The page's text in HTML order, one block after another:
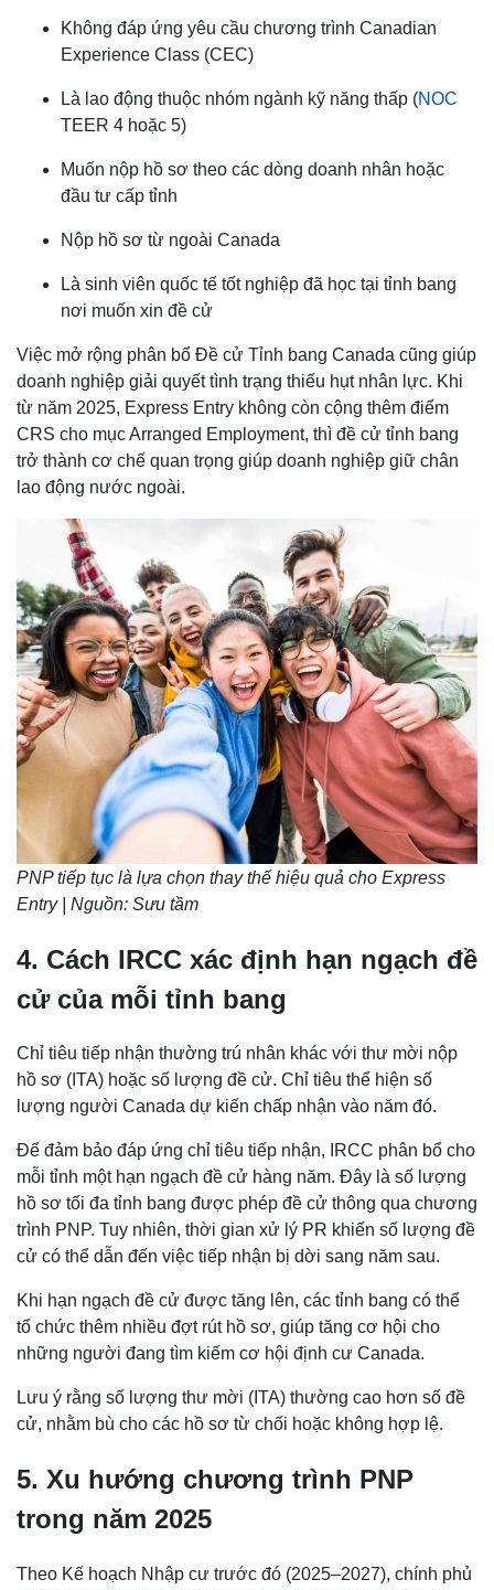
Không đáp ứng yêu cầu chương trình Canadian
Experience Class (CEC)
Là lao động thuộc nhóm ngành kỹ năng thấp (NOC
TEER 4 hoặc 5)
Muốn nộp hồ sơ theo các dòng doanh nhân hoặc
đầu tư cấp tỉnh
Nộp hồ sơ từ ngoài Canada
Là sinh viên quốc tế tốt nghiệp đã học tại tỉnh bang
nơi muốn xin đề cử
Việc mở rộng phân bổ Đề cử Tỉnh bang Canada cũng giúp
doanh nghiệp giải quyết tình trạng thiếu hụt nhân lực. Khi
từ năm 2025, Express Entry không còn cộng thêm điểm
CRS cho mục Arranged Employment, thì đề cử tỉnh bang
trở thành cơ chế quan trọng giúp doanh nghiệp giữ chân
lao động nước ngoài.
PNP tiếp tục là lựa chọn thay thế hiệu quả cho Express
Entry | Nguồn: Sưu tầm
4. Cách IRCC xác định hạn ngạch đề
cử của mỗi tỉnh bang
Chỉ tiêu tiếp nhận thường trú nhân khác với thư mời nộp
hồ sơ (ITA) hoặc số lượng đề cử. Chỉ tiêu thể hiện số
lượng người Canada dự kiến chấp nhận vào năm đó.
Để đảm bảo đáp ứng chỉ tiêu tiếp nhận, IRCC phân bổ cho
mỗi tỉnh một hạn ngạch đề cử hàng năm. Đây là số lượng
hồ sơ tối đa tỉnh bang được phép đề cử thông qua chương
trình PNP. Tuy nhiên, thời gian xử lý PR khiến số lượng đề
cử có thể dẫn đến việc tiếp nhận bị dời sang năm sau.
Khi hạn ngạch đề cử được tăng lên, các tỉnh bang có thể
tổ chức thêm nhiều đợt rút hồ sơ, giúp tăng cơ hội cho
những người đang tìm kiếm cơ hội định cư Canada.
Lưu ý rằng số lượng thư mời (ITA) thường cao hơn số đề
cử, nhằm bù cho các hồ sơ từ chối hoặc không hợp lệ.
5. Xu hướng chương trình PNP
trong năm 2025
Theo Kế hoạch Nhập cư trước đó (2025–2027), chính phủ